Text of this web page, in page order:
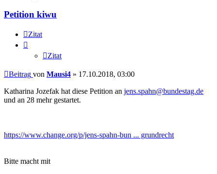
Petition kiwu
Zitat
Zitat
Beitrag von Mausi4 » 17.10.2018, 03:00
Katharina Jozefak hat diese Petition an jens.spahn@bundestag.de
und an 28 mehr gestartet.
https://www.change.org/p/jens-spahn-bun ... grundrecht
Bitte macht mit